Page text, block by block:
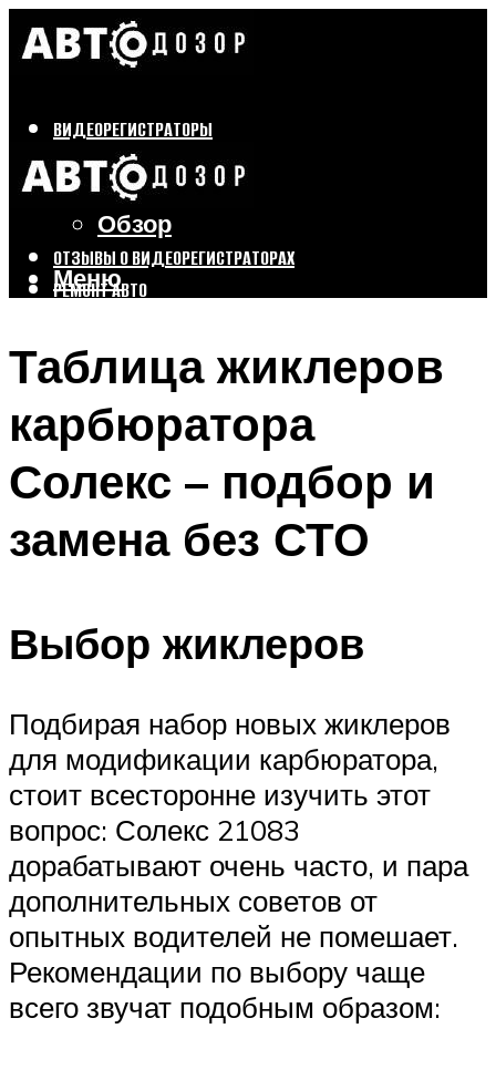
ВИДЕОРЕГИСТРАТОРЫ
Бренды
Выбор
Обзор
ОТЗЫВЫ О ВИДЕОРЕГИСТРАТОРАХ
РЕМОНТ АВТО
Меню
Таблица жиклеров
карбюратора
Солекс – подбор и
замена без СТО
Выбор жиклеров
Подбирая набор новых жиклеров
для модификации карбюратора,
стоит всесторонне изучить этот
вопрос: Солекс 21083
дорабатывают очень часто, и пара
дополнительных советов от
опытных водителей не помешает.
Рекомендации по выбору чаще
всего звучат подобным образом: